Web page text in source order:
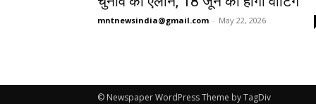
mntnewsindia@gmail.com - May 22, 2026
© Newspaper WordPress Theme by TagDiv